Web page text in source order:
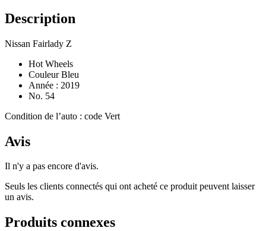
Description
Nissan Fairlady Z
Hot Wheels
Couleur Bleu
Année : 2019
No. 54
Condition de l’auto : code Vert
Avis
Il n'y a pas encore d'avis.
Seuls les clients connectés qui ont acheté ce produit peuvent laisser
un avis.
Produits connexes